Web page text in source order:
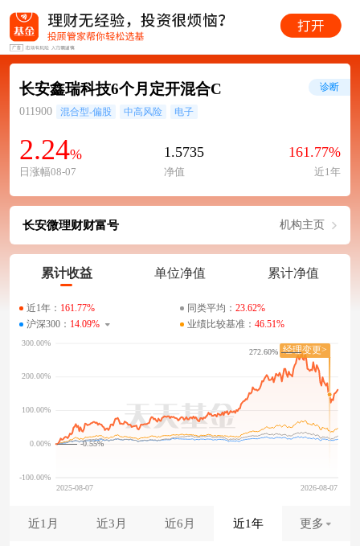
长安鑫瑞科技6个月定开混合C
011900 混合型-偏股 中高风险 电子
2.24%
日涨幅08-07
1.5735
净值
161.77%
近1年
诊断
长安微理财财富号 机构主页
累计收益 单位净值 累计净值
近1年： 161.77% 同类平均： 23.62%
沪深300： 14.09% 业绩比较基准： 46.51%
-0.55%
272.60%
近1月 近3月 近6月 近1年 更多